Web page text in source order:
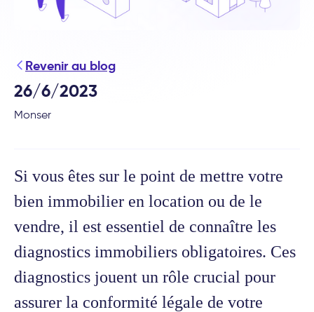
Revenir au blog
26/6/2023
Monser
Si vous êtes sur le point de mettre votre
bien immobilier en location ou de le
vendre, il est essentiel de connaître les
diagnostics immobiliers obligatoires. Ces
diagnostics jouent un rôle crucial pour
assurer la conformité légale de votre